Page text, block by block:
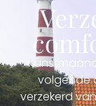
volgende
verzekerd